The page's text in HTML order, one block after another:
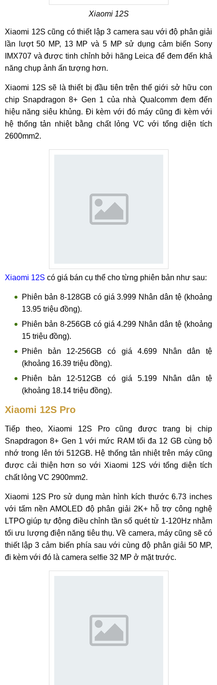
Xiaomi 12S
Xiaomi 12S cũng có thiết lập 3 camera sau với độ phân giải
lần lượt 50 MP, 13 MP và 5 MP sử dụng cảm biến Sony
IMX707 và được tinh chỉnh bởi hãng Leica để đem đến khả
năng chụp ảnh ấn tượng hơn.
Xiaomi 12S sẽ là thiết bị đầu tiên trên thế giới sở hữu con
chip Snapdragon 8+ Gen 1 của nhà Qualcomm đem đến
hiệu năng siêu khủng. Đi kèm với đó máy cũng đi kèm với
hệ thống tản nhiệt bằng chất lỏng VC với tổng diện tích
2600mm2.
Xiaomi 12S có giá bán cụ thể cho từng phiên bản như sau:
Phiên bản 8-128GB có giá 3.999 Nhân dân tệ (khoảng
13.95 triệu đồng).
Phiên bản 8-256GB có giá 4.299 Nhân dân tệ (khoảng
15 triệu đồng).
Phiên bản 12-256GB có giá 4.699 Nhân dân tệ
(khoảng 16.39 triệu đồng).
Phiên bản 12-512GB có giá 5.199 Nhân dân tệ
(khoảng 18.14 triệu đồng).
Xiaomi 12S Pro
Tiếp theo, Xiaomi 12S Pro cũng được trang bị chip
Snapdragon 8+ Gen 1 với mức RAM tối đa 12 GB cùng bộ
nhớ trong lên tới 512GB. Hệ thống tản nhiệt trên máy cũng
được cải thiện hơn so với Xiaomi 12S với tổng diện tích
chất lỏng VC 2900mm2.
Xiaomi 12S Pro sử dụng màn hình kích thước 6.73 inches
với tấm nền AMOLED độ phân giải 2K+ hỗ trợ công nghệ
LTPO giúp tự động điều chỉnh tần số quét từ 1-120Hz nhằm
tối ưu lượng điện năng tiêu thụ. Về camera, máy cũng sẽ có
thiết lập 3 cảm biến phía sau với cùng độ phân giải 50 MP,
đi kèm với đó là camera selfie 32 MP ở mặt trước.